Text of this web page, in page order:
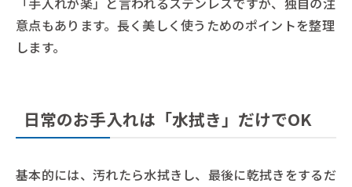
意点もあります。長く美しく使うためのポイントを整理
します。
日常のお手入れは「水拭き」だけでOK
基本的には、汚れたら水拭きし、最後に乾拭きをするだ